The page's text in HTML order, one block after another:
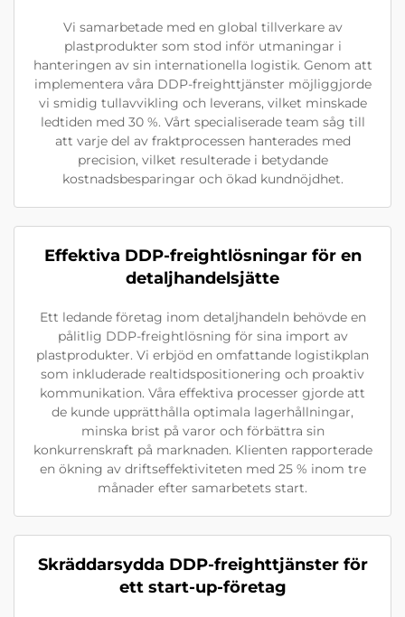
Vi samarbetade med en global tillverkare av
plastprodukter som stod inför utmaningar i
hanteringen av sin internationella logistik. Genom att
implementera våra DDP-freighttjänster möjliggjorde
vi smidig tullavvikling och leverans, vilket minskade
ledtiden med 30 %. Vårt specialiserade team såg till
att varje del av fraktprocessen hanterades med
precision, vilket resulterade i betydande
kostnadsbesparingar och ökad kundnöjdhet.
Effektiva DDP-freightlösningar för en
detaljhandelsjätte
Ett ledande företag inom detaljhandeln behövde en
pålitlig DDP-freightlösning för sina import av
plastprodukter. Vi erbjöd en omfattande logistikplan
som inkluderade realtidspositionering och proaktiv
kommunikation. Våra effektiva processer gjorde att
de kunde upprätthålla optimala lagerhållningar,
minska brist på varor och förbättra sin
konkurrenskraft på marknaden. Klienten rapporterade
en ökning av driftseffektiviteten med 25 % inom tre
månader efter samarbetets start.
Skräddarsydda DDP-freighttjänster för
ett start-up-företag